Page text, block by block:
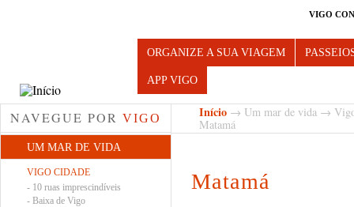
VIGO
Turismo de Vigo
ORGANIZE A SUA VIAGEM
APP VIGO
NAVEGUE POR VIGO
UM MAR DE VIDA
VIGO CIDADE
- 10 ruas imprescindíveis
- Baixa de Vigo
Início → Um mar de vida →
Matamá
Matamá